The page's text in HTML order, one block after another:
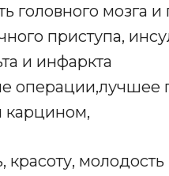
головного мозга и
приступа,
и инфаркта
операции,лучшее
карцином,
красоту,